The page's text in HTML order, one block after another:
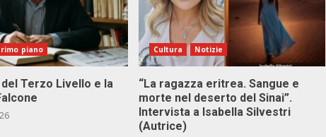
piano
del Terzo Livello e la
Cultura Notizie
“La ragazza eritrea. Sangue e
morte nel deserto del Sinai”.
Intervista a Isabella Silvestri
(Autrice)